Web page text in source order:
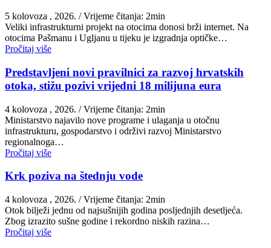
5 kolovoza , 2026. / Vrijeme čitanja: 2min
Veliki infrastrukturni projekt na otocima donosi brži internet. Na
otocima Pašmanu i Ugljanu u tijeku je izgradnja optičke…
Pročitaj više
Predstavljeni novi pravilnici za razvoj hrvatskih
otoka, stižu pozivi vrijedni 18 milijuna eura
4 kolovoza , 2026. / Vrijeme čitanja: 2min
Ministarstvo najavilo nove programe i ulaganja u otočnu
infrastrukturu, gospodarstvo i održivi razvoj Ministarstvo
regionalnoga…
Pročitaj više
Krk poziva na štednju vode
4 kolovoza , 2026. / Vrijeme čitanja: 2min
Otok bilježi jednu od najsušnijih godina posljednjih desetljeća.
Zbog izrazito sušne godine i rekordno niskih razina…
Pročitaj više